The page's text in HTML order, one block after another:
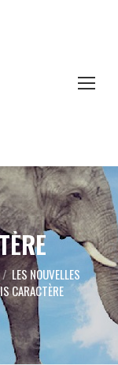
LES NOUVELLES
CARACTÈRE